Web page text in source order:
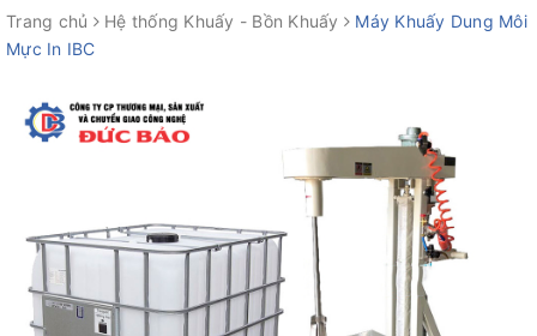
Trang chủ Hệ thống Khuấy - Bồn Khuấy
Máy Khuấy Dung Môi
Mực In IBC